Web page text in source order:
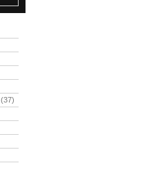
(37)